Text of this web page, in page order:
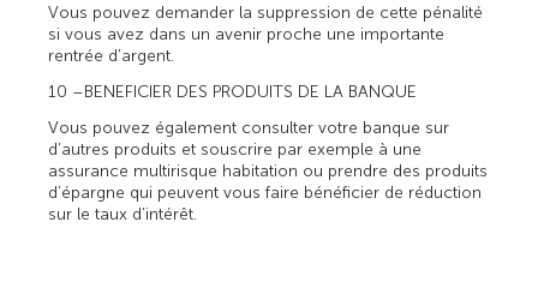
Vous pouvez demander la suppression de cette pénalité
si vous avez dans un avenir proche une importante
rentrée d’argent.
10 –BENEFICIER DES PRODUITS DE LA BANQUE
Vous pouvez également consulter votre banque sur
d’autres produits et souscrire par exemple à une
assurance multirisque habitation ou prendre des produits
d’épargne qui peuvent vous faire bénéficier de réduction
sur le taux d’intérêt.